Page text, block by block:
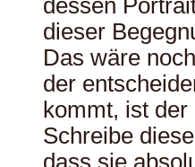
dessen
dieser
Das wäre
der
kommt, ist
Schreibe